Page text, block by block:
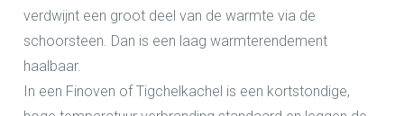
verdwijnt een groot deel van de warmte via de
schoorsteen. Dan is een laag warmterendement
haalbaar.
In een Finoven of Tigchelkachel is een kortstondige,